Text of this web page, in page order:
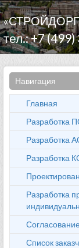
тел.: +7
Навигация
Главная
Разработка
Разработка
Разработка
Разработка
Список